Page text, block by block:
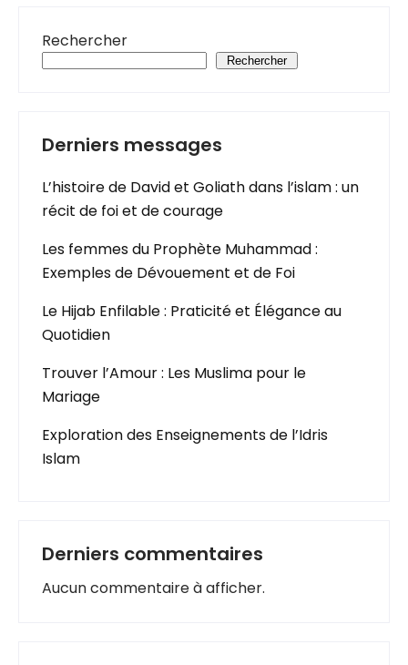
Rechercher
Rechercher
Derniers messages
L’histoire de David et Goliath dans l’islam : un
récit de foi et de courage
Les femmes du Prophète Muhammad :
Exemples de Dévouement et de Foi
Le Hijab Enfilable : Praticité et Élégance au
Quotidien
Trouver l’Amour : Les Muslima pour le
Mariage
Exploration des Enseignements de l’Idris
Islam
Derniers commentaires
Aucun commentaire à afficher.